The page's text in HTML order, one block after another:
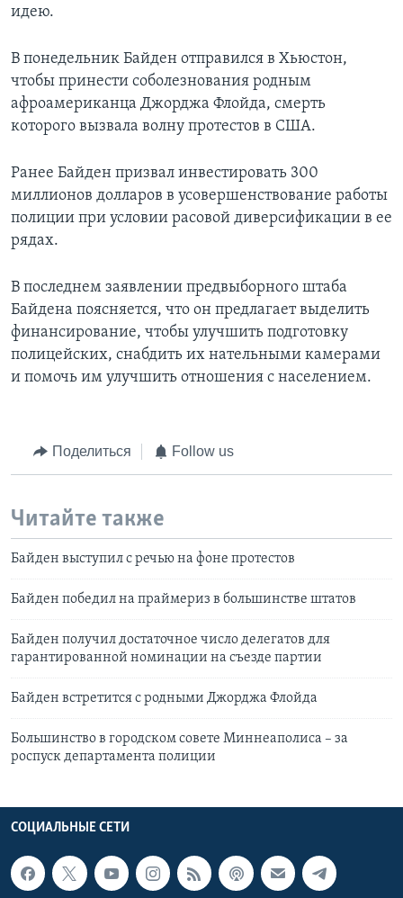
идею.
В понедельник Байден отправился в Хьюстон,
чтобы принести соболезнования родным
афроамериканца Джорджа Флойда, смерть
которого вызвала волну протестов в США.
Ранее Байден призвал инвестировать 300
миллионов долларов в усовершенствование работы
полиции при условии расовой диверсификации в ее
рядах.
В последнем заявлении предвыборного штаба
Байдена поясняется, что он предлагает выделить
финансирование, чтобы улучшить подготовку
полицейских, снабдить их нательными камерами
и помочь им улучшить отношения с населением.
Поделиться Follow us
Читайте также
Байден выступил с речью на фоне протестов
Байден победил на праймериз в большинстве штатов
Байден получил достаточное число делегатов для
гарантированной номинации на съезде партии
Байден встретится с родными Джорджа Флойда
Большинство в городском совете Миннеаполиса – за
роспуск департамента полиции
СОЦИАЛЬНЫЕ СЕТИ